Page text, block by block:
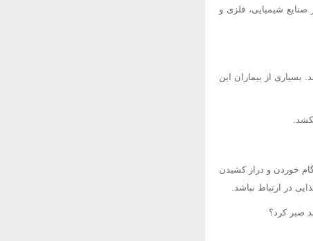
صنایع شیمیایی، فلزی و
از بیماران این
خوردن و دراز کشیدن
در ارتباط نباشد.
صبر کرد؟